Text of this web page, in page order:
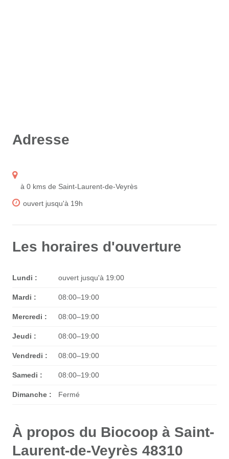
Adresse
à 0 kms de Saint-Laurent-de-Veyrès
ouvert jusqu'à 19h
Les horaires d'ouverture
Lundi : ouvert jusqu'à 19:00
Mardi : 08:00–19:00
Mercredi : 08:00–19:00
Jeudi : 08:00–19:00
Vendredi : 08:00–19:00
Samedi : 08:00–19:00
Dimanche : Fermé
À propos du Biocoop à Saint-
Laurent-de-Veyrès 48310